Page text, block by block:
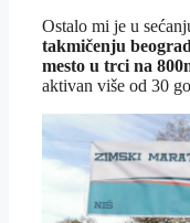
Ostalo mi je u
takmičenju
mesto u trci na
aktivan više od 30